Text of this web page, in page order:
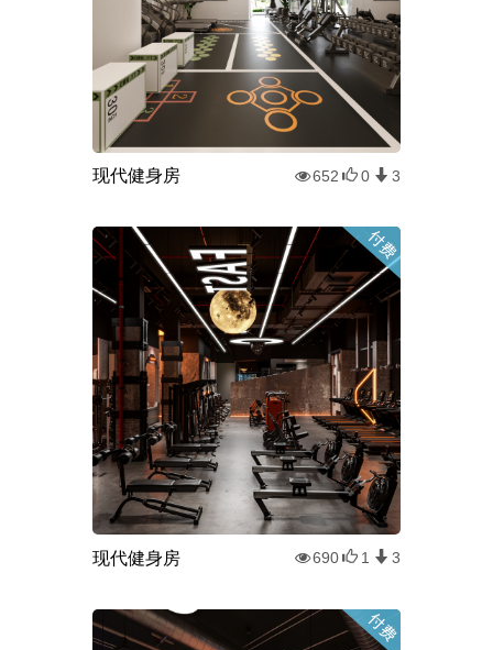
现代健身房 652 0 3
现代健身房 690 1 3